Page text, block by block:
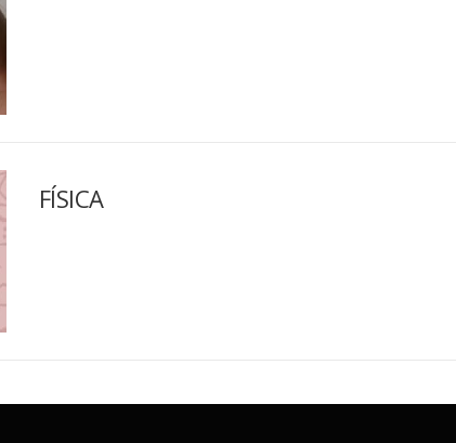
FÍSICA